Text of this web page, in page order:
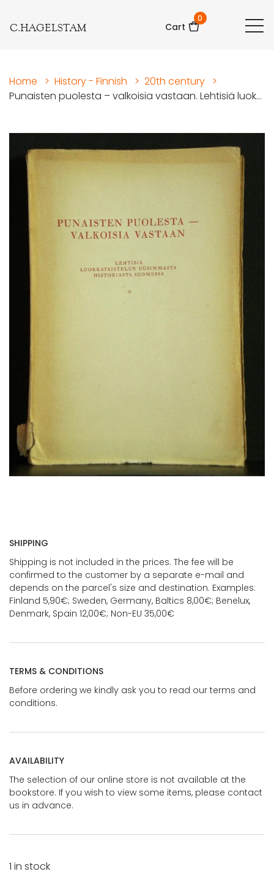
C.HAGELSTAM Cart
0
Home > History - Finnish > 20th century >
Punaisten puolesta – valkoisia vastaan. Lehtisiä luok...
SHIPPING
Shipping is not included in the prices. The fee will be
confirmed to the customer by a separate e-mail and
depends on the parcel's size and destination. Examples:
Finland 5,90€; Sweden, Germany, Baltics 8,00€; Benelux,
Denmark, Spain 12,00€; Non-EU 35,00€
TERMS & CONDITIONS
Before ordering we kindly ask you to read our terms and
conditions.
AVAILABILITY
The selection of our online store is not available at the
bookstore. If you wish to view some items, please contact
us in advance.
1 in stock